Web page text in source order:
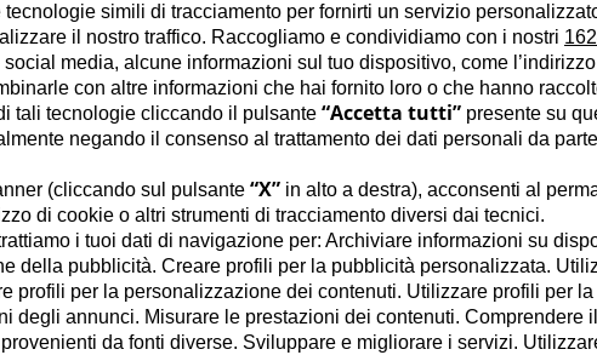
simili di tracciamento per fornirti un servizio
il nostro traffico. Raccogliamo e condividiamo con i nostri
media, alcune informazioni sul tuo dispositivo, come
con altre informazioni che hai fornito loro o che hanno
tali tecnologie cliccando il pulsante “Accetta tutti” presente su
negando il consenso al trattamento dei dati personali da
(cliccando sul pulsante “X” in alto a destra), acconsenti al
di cookie o altri strumenti di tracciamento diversi dai tecnici.
i tuoi dati di navigazione per: Archiviare informazioni su
della pubblicità. Creare profili per la pubblicità personalizzata.
profili per la personalizzazione dei contenuti. Utilizzare profili per
degli annunci. Misurare le prestazioni dei contenuti. Comprendere
da fonti diverse. Sviluppare e migliorare i servizi.